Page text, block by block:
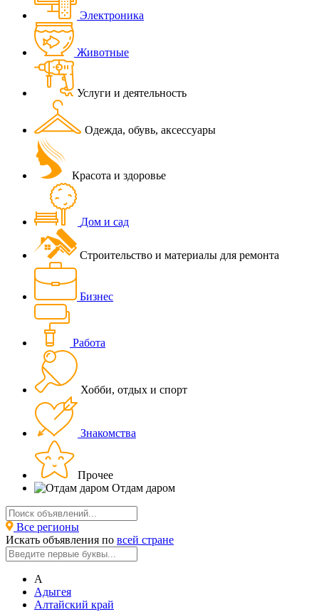
Электроника
Животные
Услуги и деятельность
Одежда, обувь, аксессуары
Красота и здоровье
Дом и сад
Строительство и материалы для ремонта
Бизнес
Работа
Хобби, отдых и спорт
Знакомства
Прочее
Отдам даром
Все регионы
Искать объявления по всей стране
А
Адыгея
Алтайский край